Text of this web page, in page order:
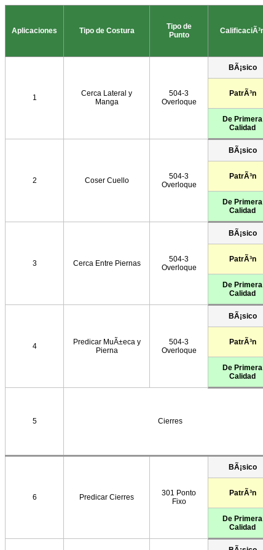
Aplicaciones Tipo de Costura
Tipo de
Punto
1
Cerca Lateral y
Manga
504-3
Overloque
BÃ¡sico
PatrÃ³n
De Primera
Calidad
2 Coser Cuello
504-3
Overloque
BÃ¡sico
PatrÃ³n
De Primera
Calidad
3 Cerca Entre Piernas
504-3
Overloque
BÃ¡sico
PatrÃ³n
De Primera
Calidad
4
Predicar MuÃ±eca y
Pierna
504-3
Overloque
BÃ¡sico
PatrÃ³n
De Primera
Calidad
5 Cierres
6 Predicar Cierres
301 Ponto
Fixo
BÃ¡sico
PatrÃ³n
De Primera
Calidad